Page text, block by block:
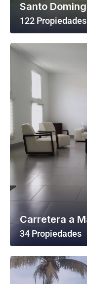
Santo
122 Propiedades
Ver Todas Las
Carretera a
34 Propiedades
Ver Todas Las